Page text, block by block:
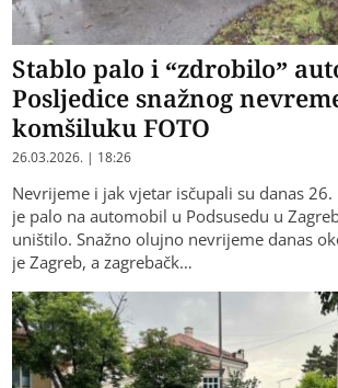
Stablo palo i “zdrobilo”
Posljedice snažnog
komšiluku FOTO
26.03.2026. | 18:26
Nevrijeme i jak vjetar isčupali su danas
je palo na automobil u Podsusedu u
uništilo. Snažno olujno nevrijeme danas
je Zagreb, a zagrebačk…